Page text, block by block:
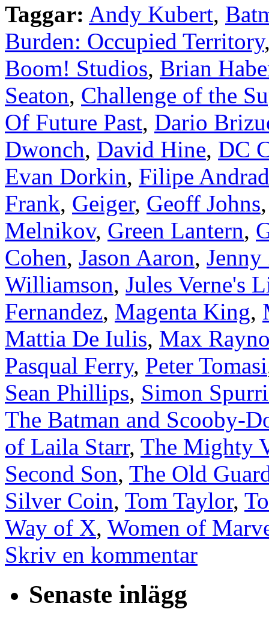
Taggar: Andy Kubert,
Burden: Occupied Territory
Boom! Studios, Brian
Seaton, Challenge of the
Of Future Past, Dario
Dwonch, David Hine, DC
Evan Dorkin, Filipe
Frank, Geiger, Geoff Johns
Melnikov, Green Lantern,
Cohen, Jason Aaron, Jenny
Williamson, Jules Verne's
Fernandez, Magenta King,
Mattia De Iulis, Max
Pasqual Ferry, Peter Tomasi
Sean Phillips, Simon
The Batman and Scooby-
of Laila Starr, The Mighty
Second Son, The Old
Silver Coin, Tom Taylor,
Way of X, Women of
Skriv en kommentar
Senaste inlägg